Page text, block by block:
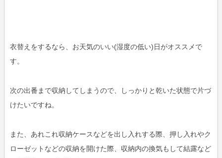
衣替えをするなら、お天気のいい(湿度の低い)日がオススメで
す。
次の出番まで収納してしまうので、しっかりと乾いた状態で片づ
けたいですね。
また、あれこれ収納ケースなどを出し入れする際、押し入れやク
ローゼットなどの収納を開けた際、収納内の換気もして結露など